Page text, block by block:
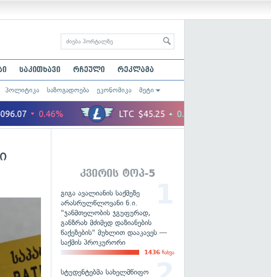
საკითხავი რჩეული რეკლამა
პოლიტიკა საზოგადოება ეკონომიკა მეტი
კვირის ტოპ-5
გიგა ავალიანის საქმეზე
არასრულწლოვანი ნ.ი.
"ჯანმთელობის ჯგუფურად,
განზრახ მძიმედ დაზიანების
წაქეზების" მუხლით დააკავეს —
საქმის პროკურორი
1436 ნახვა
სტუდენტებმა სახელმწიფო